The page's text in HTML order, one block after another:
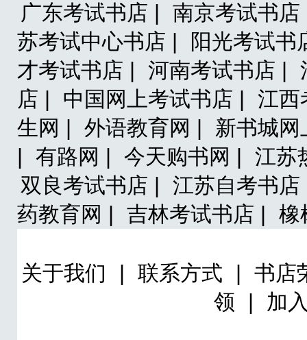
广东考试书店 |
南京考试书
苏考试中心书店 |
阳光考试
才考试书店 |
河南考试书店 |
店 |
中国网上考试书店 |
江
生网 |
外语教育网 |
新书城
有路网 | 今天购书网 |
江苏
双良考试书店 |
江苏自考书
药教育网 |
吉林考试书店 | 橡
关于我们 联系方式
书店
领
加